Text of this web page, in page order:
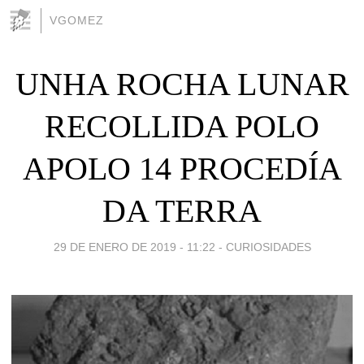
VGOMEZ
UNHA ROCHA LUNAR
RECOLLIDA POLO
APOLO 14 PROCEDÍA
DA TERRA
29 DE ENERO DE 2019 - 11:22 - CURIOSIDADES